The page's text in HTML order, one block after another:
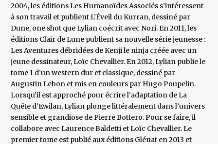
2004, les éditions Les Humanoïdes Associés s’intéressent
à son travail et publient L’Éveil du Kurran, dessiné par
Dune, one shot que Lylian coécrit avec Nori. En 2011, les
éditions Clair de Lune publient sa nouvelle série jeunesse :
Les Aventures débridées de Kenji le ninja créée avec un
jeune dessinateur, Loïc Chevallier. En 2012, Lylian publie le
tome 1 d’un western dur et classique, dessiné par
Augustin Lebon et mis en couleurs par Hugo Poupelin.
Lorsqu’il est approché pour écrire l’adaptation de La
Quête d’Ewilan, Lylian plonge littéralement dans l’univers
sensible et grandiose de Pierre Bottero. Pour se faire, il
collabore avec Laurence Baldetti et Loïc Chevallier. Le
premier tome est publié aux éditions Glénat en 2013 et